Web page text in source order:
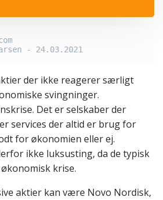
- 24.03.2021
der ikke reagerer særligt
svingninger.
Det er selskaber der
services der altid er brug for
for økonomien eller ej.
ikke luksusting, da de typisk
krise.
aktier kan være Novo Nordisk,